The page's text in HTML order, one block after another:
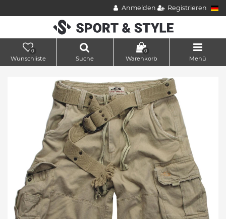
Anmelden Registrieren
0
Wunschliste Suche
0
Warenkorb Menü